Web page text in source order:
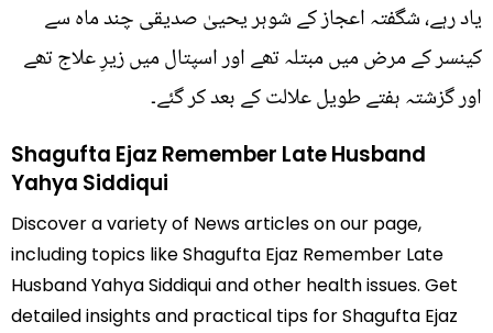
یاد رہے، شگفتہ اعجاز کے شوہر یحییٰ صدیقی چند ماہ سے
کینسر کے مرض میں مبتلہ تھے اور اسپتال میں زیرِ علاج تھے
اور گزشتہ ہفتے طویل علالت کے بعد کر گئے۔
Shagufta Ejaz Remember Late Husband
Yahya Siddiqui
Discover a variety of News articles on our page,
including topics like Shagufta Ejaz Remember Late
Husband Yahya Siddiqui and other health issues. Get
detailed insights and practical tips for Shagufta Ejaz